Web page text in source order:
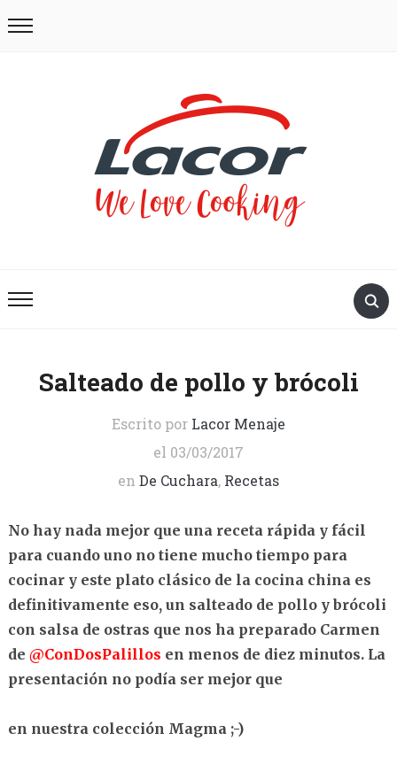
Salteado de pollo y brócoli
Escrito por Lacor Menaje
el 03/03/2017
en De Cuchara, Recetas
No hay nada mejor que una receta rápida y fácil
para cuando uno no tiene mucho tiempo para
cocinar y este plato clásico de la cocina china es
definitivamente eso, un salteado de pollo y brócoli
con salsa de ostras que nos ha preparado Carmen
de @ConDosPalillos en menos de diez minutos. La
presentación no podía ser mejor que
en nuestra colección Magma ;-)